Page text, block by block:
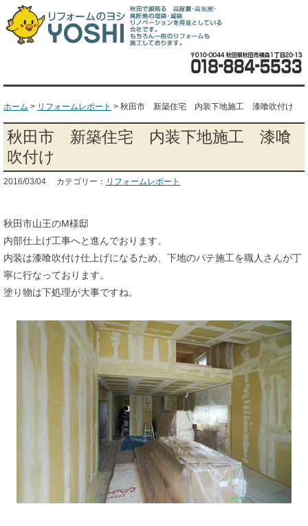
ホーム > リフォームレポート > 秋田市 新築住宅 内装下地施工 漆喰吹付け
秋田市 新築住宅 内装下地施工 漆喰
吹付け
2016/03/04 カテゴリー： リフォームレポート
秋田市山王のM様邸
内部仕上げ工事へと進んでおります。
内装は漆喰吹付け仕上げになるため、下地のパテ施工を職人さんが丁
寧に行なっております。
塗り物は下処理が大事ですね。